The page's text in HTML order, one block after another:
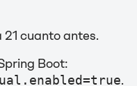
cuanto antes.
Boot:
.